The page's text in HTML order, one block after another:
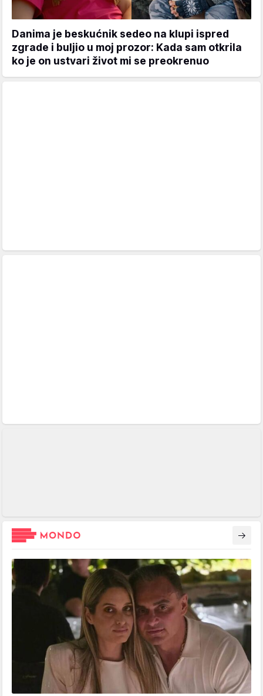
Danima je beskućnik sedeo na klupi ispred
zgrade i buljio u moj prozor: Kada sam otkrila
ko je on ustvari život mi se preokrenuo